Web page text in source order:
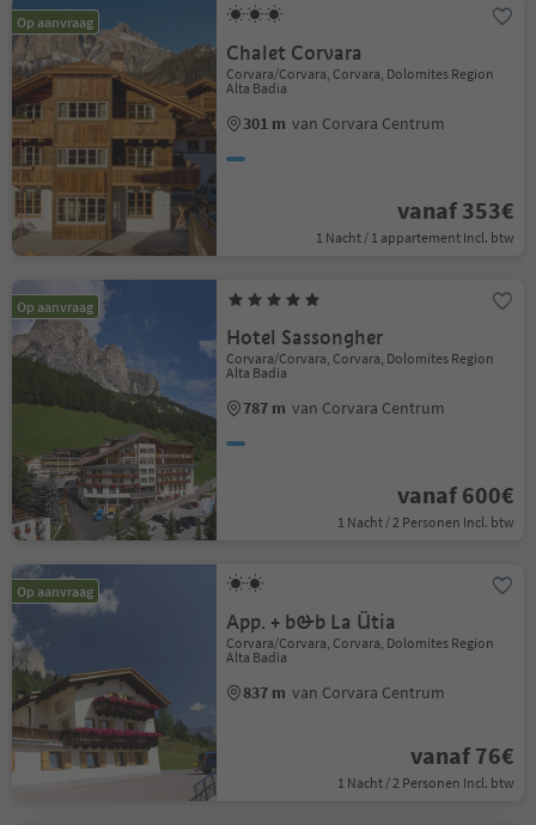
Op aanvraag
Chalet Corvara
Corvara/Corvara, Corvara, Dolomites Region
Alta Badia
301 m van Corvara Centrum
vanaf 353€
1 Nacht / 1 appartement Incl. btw
Op aanvraag
Hotel Sassongher
Corvara/Corvara, Corvara, Dolomites Region
Alta Badia
787 m van Corvara Centrum
vanaf 600€
1 Nacht / 2 Personen Incl. btw
Op aanvraag
App. + b&b La Ütia
Corvara/Corvara, Corvara, Dolomites Region
Alta Badia
837 m van Corvara Centrum
vanaf 76€
1 Nacht / 2 Personen Incl. btw